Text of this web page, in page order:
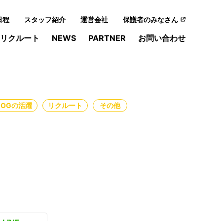
程 スタッフ紹介 運営会社 保護者のみなさん
リクルート NEWS PARTNER お問い合わせ
の活躍 リクルート その他